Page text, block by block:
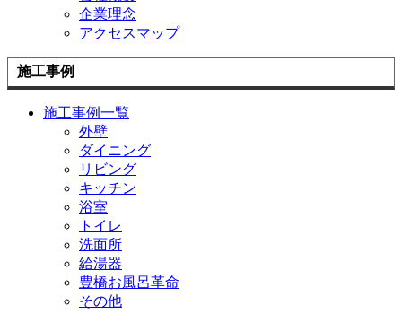
企業理念
アクセスマップ
施工事例
施工事例一覧
外壁
ダイニング
リビング
キッチン
浴室
トイレ
洗面所
給湯器
豊橋お風呂革命
その他